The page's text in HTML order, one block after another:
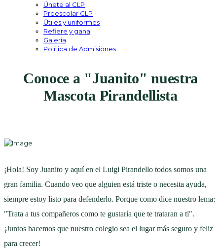
Únete al CLP
Preescolar CLP
Útiles y uniformes
Refiere y gana
Galería
Política de Admisiones
Conoce a "Juanito" nuestra
Mascota Pirandellista
¡Hola! Soy Juanito y aquí en el Luigi Pirandello todos somos una
gran familia. Cuando veo que alguien está triste o necesita ayuda,
siempre estoy listo para defenderlo. Porque como dice nuestro lema:
"Trata a tus compañeros como te gustaría que te trataran a ti".
¡Juntos hacemos que nuestro colegio sea el lugar más seguro y feliz
para crecer!